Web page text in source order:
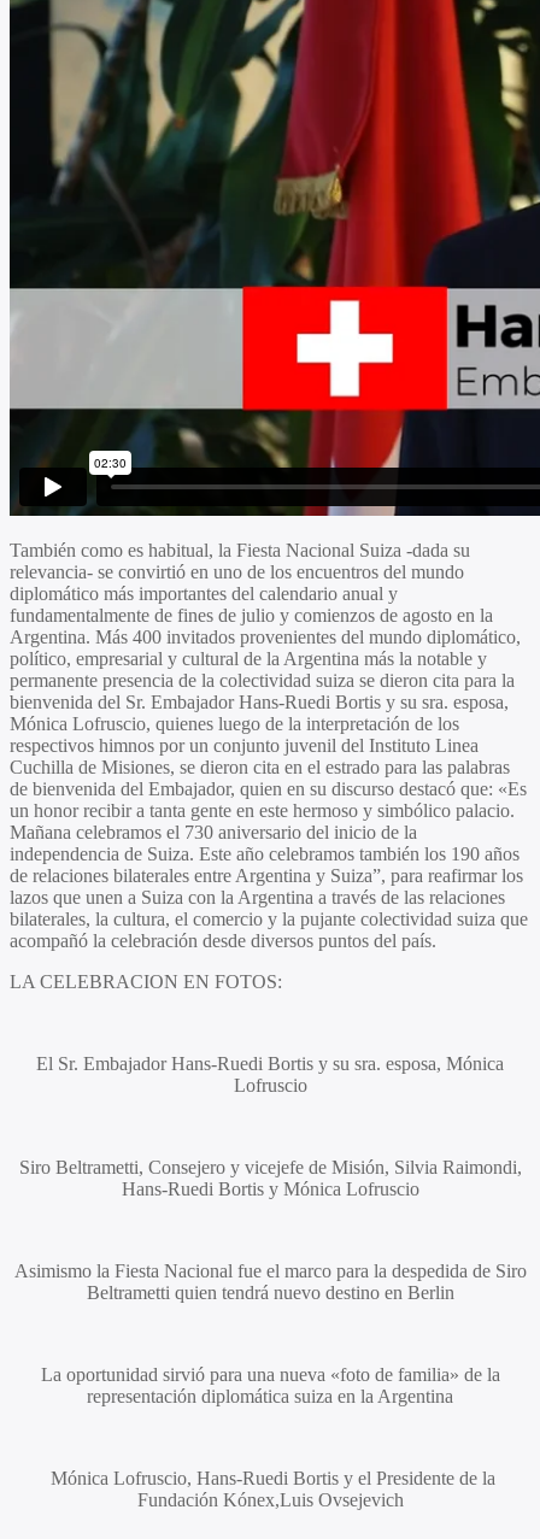
También como es habitual, la Fiesta Nacional Suiza -dada su
relevancia- se convirtió en uno de los encuentros del mundo
diplomático más importantes del calendario anual y
fundamentalmente de fines de julio y comienzos de agosto en la
Argentina. Más 400 invitados provenientes del mundo diplomático,
político, empresarial y cultural de la Argentina más la notable y
permanente presencia de la colectividad suiza se dieron cita para la
bienvenida del Sr. EmbajadorHans-Ruedi Bortis y su sra. esposa,
Mónica Lofruscio, quienes luego de la interpretación de los
respectivos himnos por un conjunto juvenil del Instituto Linea
Cuchilla de Misiones, se dieron cita en el estrado para las palabras
de bienvenida del Embajador, quien en su discurso destacó que: «Es
un honor recibir a tanta gente en este hermoso y simbólico palacio.
Mañana celebramos el 730 aniversario del inicio de la
independencia de Suiza. Este año celebramos también los 190 años
de relaciones bilaterales entre Argentina y Suiza”, para reafirmar los
lazos que unen a Suiza con la Argentina a través de las relaciones
bilaterales, la cultura, el comercio y la pujante colectividad suiza que
acompañó la celebración desde diversos puntos del país.
LA CELEBRACION EN FOTOS:
El Sr. EmbajadorHans-Ruedi Bortis y su sra. esposa, Mónica
Lofruscio
Siro Beltrametti, Consejero y vicejefe de Misión, Silvia Raimondi,
Hans-Ruedi Bortisy Mónica Lofruscio
Asimismo la Fiesta Nacional fue el marco para la despedida deSiro
Beltrametti quien tendrá nuevo destino en Berlin
La oportunidad sirvió para una nueva «foto de familia» de la
representación diplomática suiza en la Argentina
Mónica Lofruscio, Hans-Ruedi Bortis y el Presidente de la
Fundación Kónex,Luis Ovsejevich